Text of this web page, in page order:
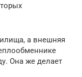
а внешняя
Она же делает